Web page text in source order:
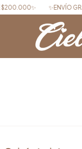
GRATIS DESDE